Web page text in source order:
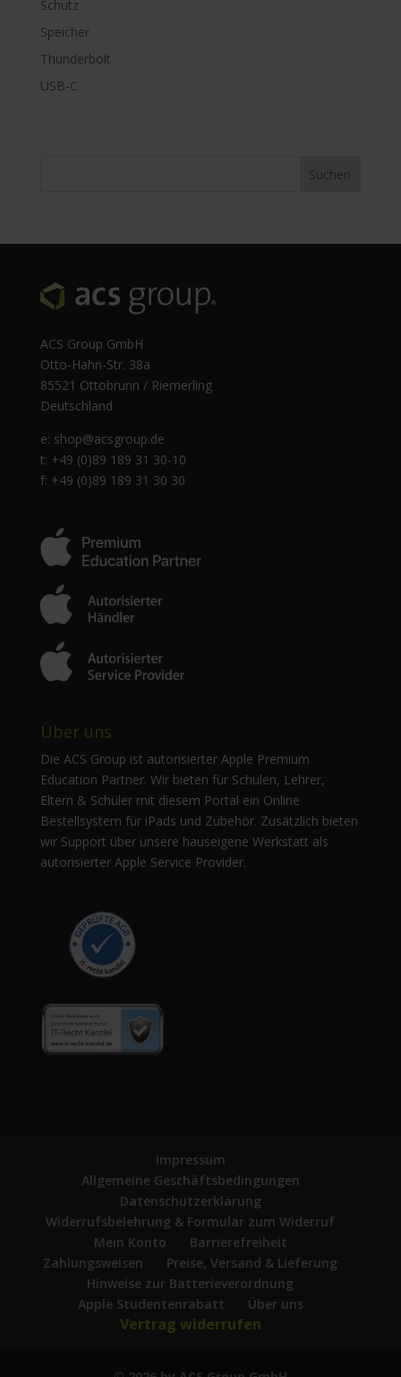
Schutz
Speicher
Thunderbolt
USB-C
ACS Group GmbH
Otto-Hahn-Str. 38a
85521 Ottobrunn / Riemerling
Deutschland
e: shop@acsgroup.de
t: +49 (0)89 189 31 30-10
f: +49 (0)89 189 31 30 30
Über uns
Die ACS Group ist autorisierter Apple Premium
Education Partner. Wir bieten für Schulen, Lehrer,
Eltern & Schüler mit diesem Portal ein Online
Bestellsystem für iPads und Zubehör. Zusätzlich bieten
wir Support über unsere hauseigene Werkstatt als
autorisierter Apple Service Provider.
Impressum
Allgemeine Geschäftsbedingungen
Datenschutzerklärung
Widerrufsbelehrung & Formular zum Widerruf
Mein Konto
Barrierefreiheit
Zahlungsweisen
Preise, Versand & Lieferung
Hinweise zur Batterieverordnung
Apple Studentenrabatt
Über uns
Vertrag widerrufen